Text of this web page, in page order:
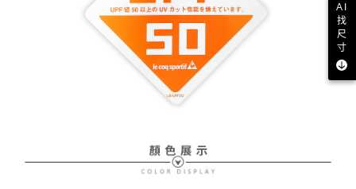
AI
找
尺
寸